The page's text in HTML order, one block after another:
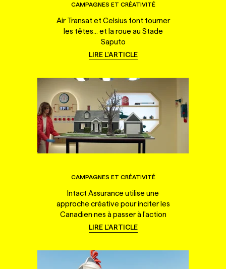
CAMPAGNES ET CRÉATIVITÉ
Air Transat et Celsius font tourner
les têtes... et la roue au Stade
Saputo
LIRE L'ARTICLE
CAMPAGNES ET CRÉATIVITÉ
Intact Assurance utilise une
approche créative pour inciter les
Canadien·nes à passer à l'action
LIRE L'ARTICLE